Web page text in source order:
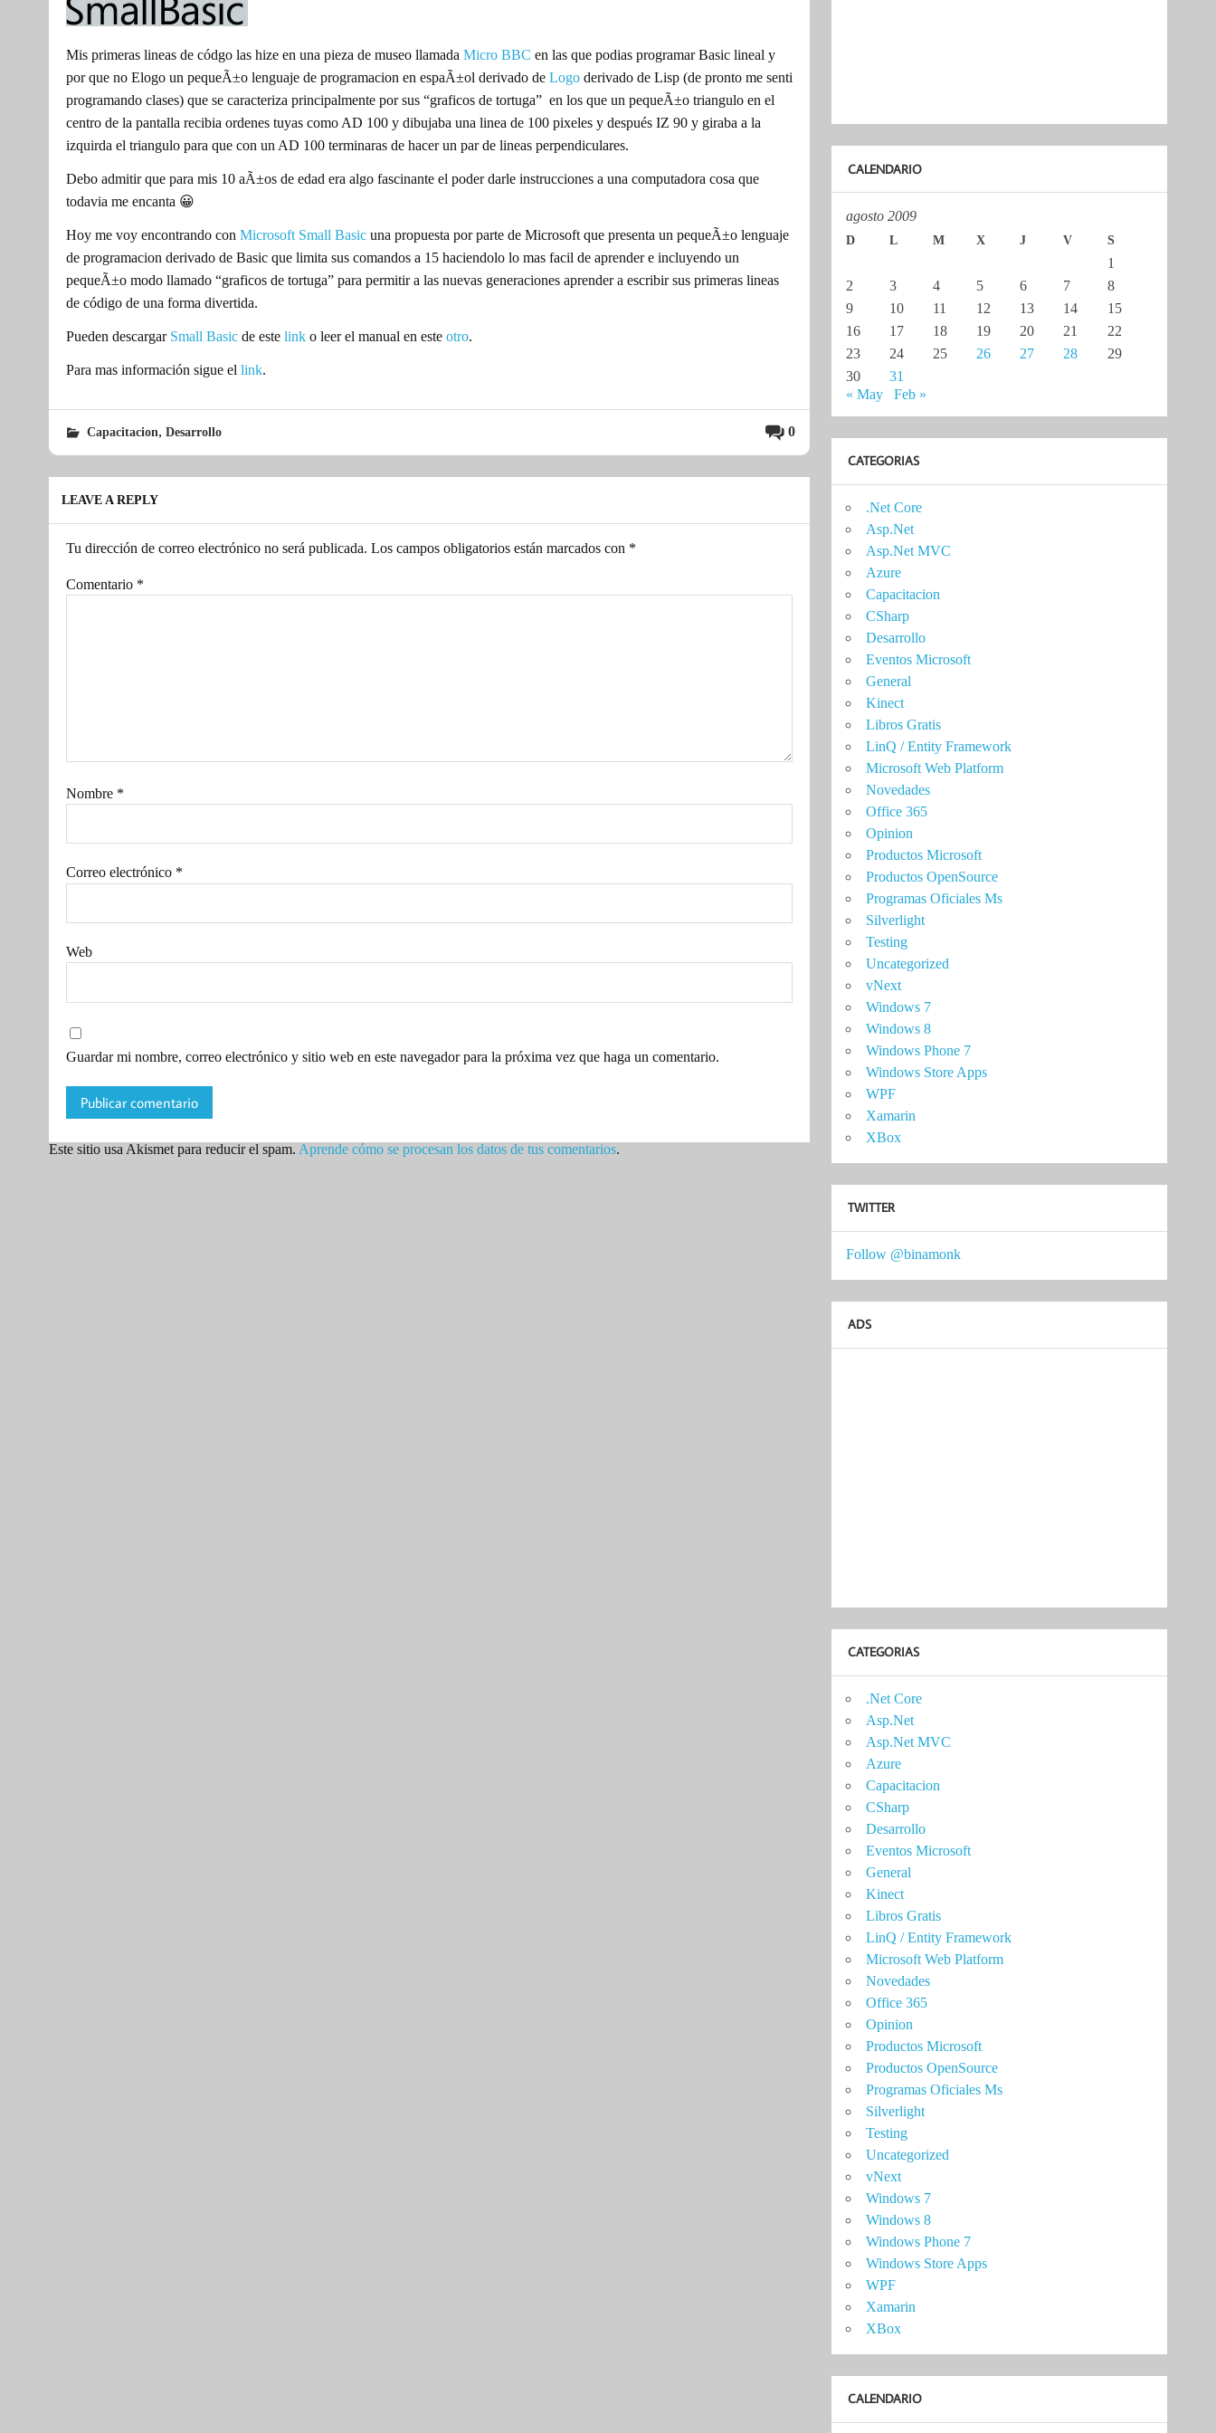
Mis primeras lineas de códgo las hize en una pieza de museo llamada Micro BBC en las que podias programar Basic lineal y
por que no Elogo un pequeÃ±o lenguaje de programacion en espaÃ±ol derivado de Logoderivado de Lisp (de pronto me senti
programando clases) que se caracteriza principalmente por sus “graficos de tortuga” en los que un pequeÃ±o triangulo en el
centro de la pantalla recibia ordenes tuyas como AD 100 y dibujaba una linea de 100 pixeles y después IZ 90 y giraba a la
izquirda el triangulo para que con un AD 100 terminaras de hacer un par de lineas perpendiculares.
Debo admitir que para mis 10 aÃ±os de edad era algo fascinante el poder darle instrucciones a una computadora cosa que
todavia me encanta 😀
Hoy me voy encontrando con Microsoft Small Basicuna propuesta por parte de Microsoft que presenta un pequeÃ±o lenguaje
de programacion derivado de Basic que limita sus comandos a 15 haciendolo lo mas facil de aprender e incluyendo un
pequeÃ±o modo llamado “graficos de tortuga” para permitir a las nuevas generaciones aprender a escribir sus primeras lineas
de código de una forma divertida.
Pueden descargar Small Basicde este linko leer el manual en este otro.
Para mas información sigue el link.
0
Capacitacion, Desarrollo
LEAVE A REPLY
Tu dirección de correo electrónico no será publicada. Los campos obligatorios están marcados con *
Comentario *
Nombre *
Correo electrónico *
Web
Guardar mi nombre, correo electrónico y sitio web en este navegador para la próxima vez que haga un comentario.
Este sitio usa Akismet para reducir el spam. Aprende cómo se procesan los datos de tus comentarios.
CALENDARIO
agosto 2009
D L M X J V S
1
2
3 4 5 6 7
8
9
10 11 12 13 14
15
16
17 18 19 20 21
22
23
24 25 26 27 28
29
30
31
« May
Feb »
CATEGORIAS
.Net Core
Asp.Net
Asp.Net MVC
Azure
Capacitacion
CSharp
Desarrollo
Eventos Microsoft
General
Kinect
Libros Gratis
LinQ / Entity Framework
Microsoft Web Platform
Novedades
Office 365
Opinion
Productos Microsoft
Productos OpenSource
Programas Oficiales Ms
Silverlight
Testing
Uncategorized
vNext
Windows 7
Windows 8
Windows Phone 7
Windows Store Apps
WPF
Xamarin
XBox
TWITTER
Follow @binamonk
ADS
CATEGORIAS
.Net Core
Asp.Net
Asp.Net MVC
Azure
Capacitacion
CSharp
Desarrollo
Eventos Microsoft
General
Kinect
Libros Gratis
LinQ / Entity Framework
Microsoft Web Platform
Novedades
Office 365
Opinion
Productos Microsoft
Productos OpenSource
Programas Oficiales Ms
Silverlight
Testing
Uncategorized
vNext
Windows 7
Windows 8
Windows Phone 7
Windows Store Apps
WPF
Xamarin
XBox
CALENDARIO